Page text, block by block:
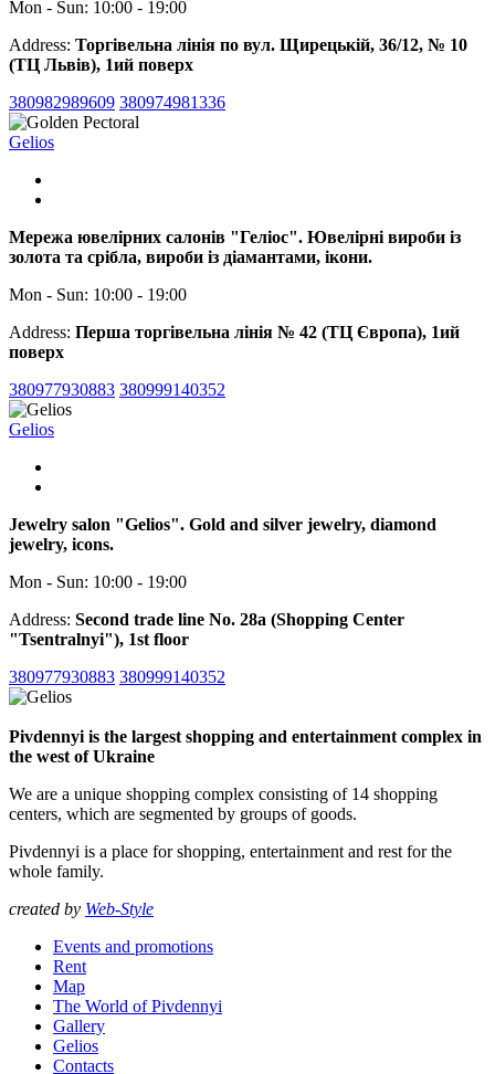
Mon - Sun: 10:00 - 19:00
Address: Торгівельна лінія по вул. Щирецькій, 36/12, № 10
(ТЦ Львів), 1ий поверх
380982989609 380974981336
Gelios
Мережа ювелірних салонів "Геліос". Ювелірні вироби із
золота та срібла, вироби із діамантами, ікони.
Mon - Sun: 10:00 - 19:00
Address: Перша торгівельна лінія № 42 (ТЦ Європа), 1ий
поверх
380977930883 380999140352
Gelios
Jewelry salon "Gelios". Gold and silver jewelry, diamond
jewelry, icons.
Mon - Sun: 10:00 - 19:00
Address: Second trade line No. 28a (Shopping Center
"Tsentralnyi"), 1st floor
380977930883 380999140352
Pivdennyi is the largest shopping and entertainment complex in
the west of Ukraine
We are a unique shopping complex consisting of 14 shopping
centers, which are segmented by groups of goods.
Pivdennyi is a place for shopping, entertainment and rest for the
whole family.
created by Web-Style
Events and promotions
Rent
Map
The World of Pivdennyi
Gallery
Gelios
Contacts